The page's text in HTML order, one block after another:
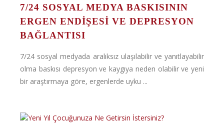
7/24 SOSYAL MEDYA BASKISININ
ERGEN ENDIŞESI VE DEPRESYON
BAĞLANTISI
7/24 sosyal medyada aralıksız ulaşılabilir ve yanıtlayabilir
olma baskısı depresyon ve kaygıya neden olabilir ve yeni
bir araştırmaya göre, ergenlerde uyku ...